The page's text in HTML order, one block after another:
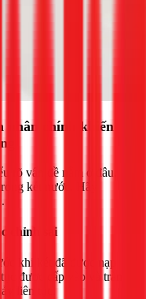
nhân chính khiến
rõ vấn đề nằm ở đâu.
két nước. Hãy
chỉnh sai
khi két đã được nạp
được cấp vào và tràn
liên tục.